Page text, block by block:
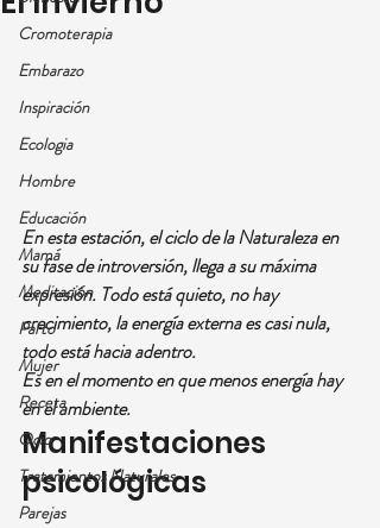
Cromoterapia
Embarazo
Inspiración
Ecologia
Hombre
Educación
Mamá
Meditación
Parto
Mujer
Receta
Ocio
Tratamientos Naturales
Parejas
En esta estación, el ciclo de la Naturaleza en
su fase de introversión, llega a su máxima
expresión. Todo está quieto, no hay
crecimiento, la energía externa es casi nula,
todo está hacia adentro.
Es en el momento en que menos energía hay
en el ambiente.
Manifestaciones
psicológicas